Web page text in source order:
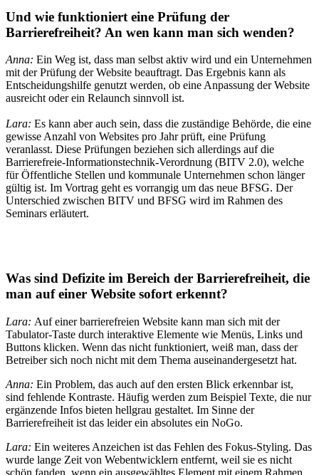
Und wie funktioniert eine Prüfung der
Barrierefreiheit? An wen kann man sich wenden?
Anna: Ein Weg ist, dass man selbst aktiv wird und ein Unternehmen
mit der Prüfung der Website beauftragt. Das Ergebnis kann als
Entscheidungshilfe genutzt werden, ob eine Anpassung der Website
ausreicht oder ein Relaunch sinnvoll ist.
Lara: Es kann aber auch sein, dass die zuständige Behörde, die eine
gewisse Anzahl von Websites pro Jahr prüft, eine Prüfung
veranlasst. Diese Prüfungen beziehen sich allerdings auf die
Barrierefreie-Informationstechnik-Verordnung (BITV 2.0), welche
für Öffentliche Stellen und kommunale Unternehmen schon länger
gültig ist. Im Vortrag geht es vorrangig um das neue BFSG. Der
Unterschied zwischen BITV und BFSG wird im Rahmen des
Seminars erläutert.
Was sind Defizite im Bereich der Barrierefreiheit, die
man auf einer Website sofort erkennt?
Lara: Auf einer barrierefreien Website kann man sich mit der
Tabulator-Taste durch interaktive Elemente wie Menüs, Links und
Buttons klicken. Wenn das nicht funktioniert, weiß man, dass der
Betreiber sich noch nicht mit dem Thema auseinandergesetzt hat.
Anna: Ein Problem, das auch auf den ersten Blick erkennbar ist,
sind fehlende Kontraste. Häufig werden zum Beispiel Texte, die nur
ergänzende Infos bieten hellgrau gestaltet. Im Sinne der
Barrierefreiheit ist das leider ein absolutes ein NoGo.
Lara: Ein weiteres Anzeichen ist das Fehlen des Fokus-Styling. Das
wurde lange Zeit von Webentwicklern entfernt, weil sie es nicht
schön fanden, wenn ein ausgewähltes Element mit einem Rahmen